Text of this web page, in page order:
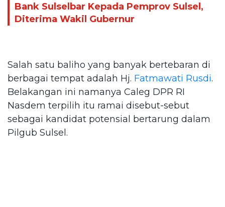
Bank Sulselbar Kepada Pemprov Sulsel,
Diterima Wakil Gubernur
Salah satu baliho yang banyak bertebaran di
berbagai tempat adalah Hj. Fatmawati Rusdi.
Belakangan ini namanya Caleg DPR RI
Nasdem terpilih itu ramai disebut-sebut
sebagai kandidat potensial bertarung dalam
Pilgub Sulsel.